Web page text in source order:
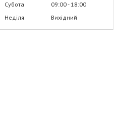
Субота
09:00 18:00
Неділя
Вихідний